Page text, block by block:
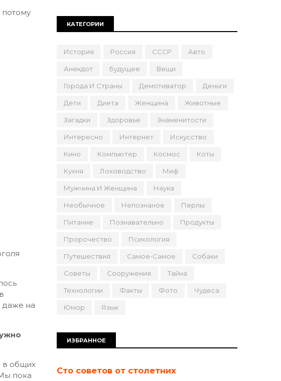
даже на
в общих
пока
КАТЕГОРИИ
История Россия СССР Авто
Анекдот Будущее Вещи
Города И Страны Демотиватор Деньги
Дети Диета Женщина Животные
Загадки Здоровье Знаменитости
Интересно Интернет Искусство
Кино Компьютер Космос Коты
Кухня Лоховодство Миф
Мужчина И Женщина Наука
Необычное Непознаное Перлы
Питание Познавательно Продукты
Пророчество Психология
Путешествия Самое-Самое Собаки
Советы Сооружения Тайна
Технологии Факты Фото Чудеса
Юмор Язык
ИЗБРАННОЕ
Сто советов от столетних